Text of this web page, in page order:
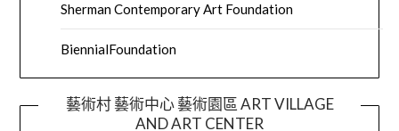
Sherman Contemporary Art Foundation
BiennialFoundation
藝術村 藝術中心 藝術園區 ART VILLAGE
AND ART CENTER